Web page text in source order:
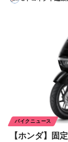
バイクニュース
【ホンダ】固